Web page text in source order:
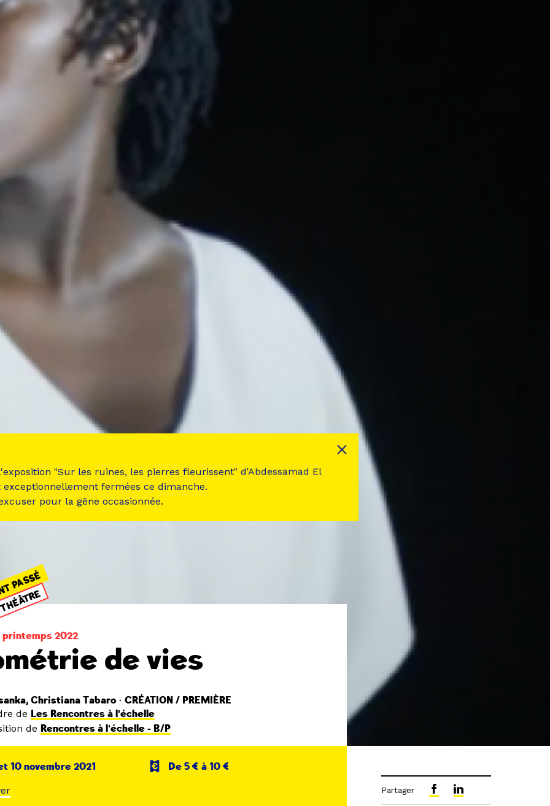
PASSÉ
printemps 2022
de vies
Christiana Tabaro • CRÉATION / PREMIÈRE
de Les Rencontres à l'échelle
deRencontres à l'échelle - B/P
10 novembre 2021 De 5 € à 10 €
Partager
"Sur les ruines, les pierres fleurissent" d'Abdessamad El
exceptionnellement fermées ce dimanche.
pour la gêne occasionnée.